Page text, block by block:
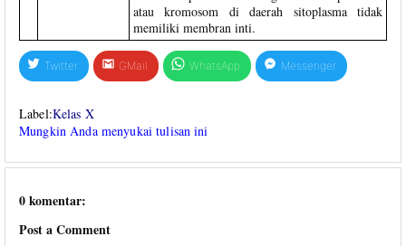
atau kromosom di daerah sitoplasma tidak
memiliki membran inti.
Twitter GMail WhatsApp Messenger
Label:Kelas X
Mungkin Anda menyukai tulisan ini
0 komentar:
Post a Comment